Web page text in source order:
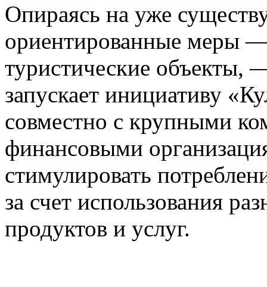
Опираясь на уже
ориентированные меры
туристические объекты,
запускает инициативу
совместно с крупными
финансовыми
стимулировать
за счет использования
продуктов и услуг.